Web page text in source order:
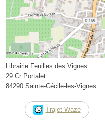
Librairie Feuilles des Vignes
29 Cr Portalet
84290 Sainte-Cécile-les-Vignes
Trajet Waze